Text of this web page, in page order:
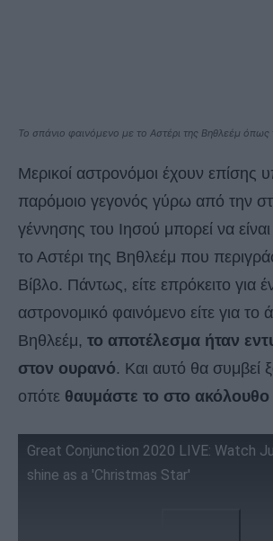
Το σπάνιο φαινόμενο με το Αστέρι της Βηθλεέμ όπως
Μερικοί αστρονόμοι έχουν επίσης
παρόμοιο γεγονός γύρω από την
γέννησης του Ιησού μπορεί να
το Αστέρι της Βηθλεέμ που
Βίβλο. Πάντως, είτε επρόκειτο για
αστρονομικό φαινόμενο είτε για το
Βηθλεέμ, το αποτέλεσμα ήταν
στον ουρανό. Και αυτό θα συμβεί
οπότε θαυμάστε το στο ακόλουθο
Great Conjunction 2020 LIVE: Watch
shine as a 'Christmas Star'